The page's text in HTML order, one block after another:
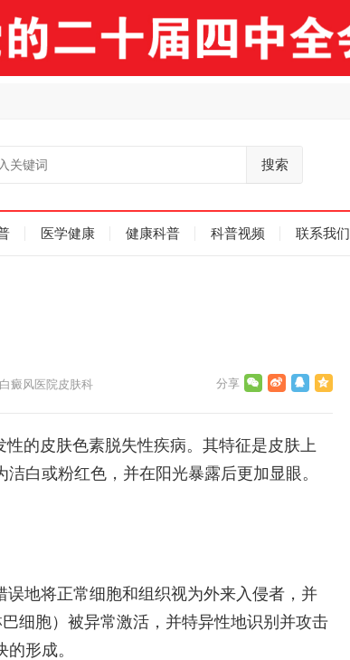
搜索
医学健康 健康科普 科普视频 联系我们
癜风医院皮肤科
的皮肤色素脱失性疾病。其特征是皮肤上
白或粉红色，并在阳光暴露后更加显眼。
地将正常细胞和组织视为外来入侵者，并
细胞）被异常激活，并特异性地识别并攻击
形成。